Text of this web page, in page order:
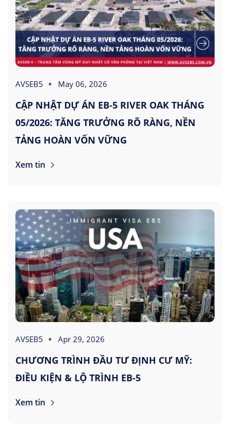
AVSEB5 May 06, 2026
CẬP NHẬT DỰ ÁN EB-5 RIVER OAK THÁNG
05/2026: TĂNG TRƯỞNG RÕ RÀNG, NỀN
TẢNG HOÀN VỐN VỮNG
Xem tin
AVSEB5 Apr 29, 2026
CHƯƠNG TRÌNH ĐẦU TƯ ĐỊNH CƯ MỸ:
ĐIỀU KIỆN & LỘ TRÌNH EB-5
Xem tin